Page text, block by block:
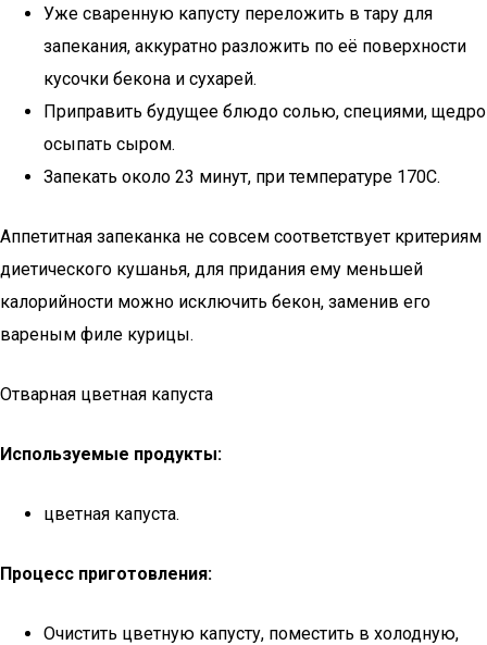
Уже сваренную капусту переложить в тару для
запекания, аккуратно разложить по её поверхности
кусочки бекона и сухарей.
Приправить будущее блюдо солью, специями, щедро
осыпать сыром.
Запекать около 23 минут, при температуре 170С.
Аппетитная запеканка не совсем соответствует критериям
диетического кушанья, для придания ему меньшей
калорийности можно исключить бекон, заменив его
вареным филе курицы.
Отварная цветная капуста
Используемые продукты:
цветная капуста.
Процесс приготовления:
Очистить цветную капусту, поместить в холодную,